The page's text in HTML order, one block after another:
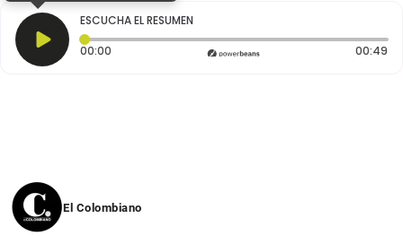
ESCUCHA EL RESUMEN
00:00 Tiempo transcurrido: 0 segundos 00:49
El Colombiano